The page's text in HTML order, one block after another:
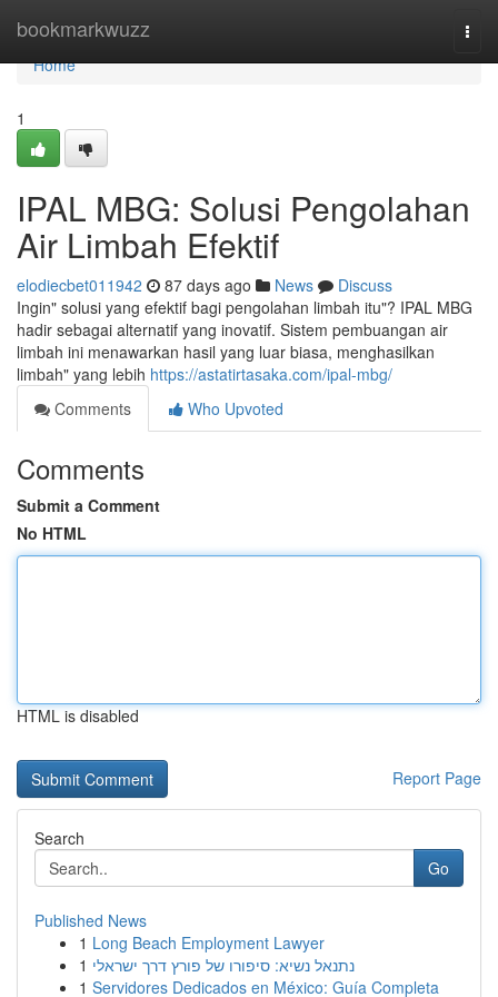
bookmarkwuzz
Home
Home
1
IPAL MBG: Solusi Pengolahan
Air Limbah Efektif
elodiecbet011942 87 days ago News
Discuss
Ingin" solusi yang efektif bagi pengolahan limbah itu"? IPAL MBG
hadir sebagai alternatif yang inovatif. Sistem pembuangan air
limbah ini menawarkan hasil yang luar biasa, menghasilkan
limbah" yang lebih https://astatirtasaka.com/ipal-mbg/
Comments
Who Upvoted
Comments
Submit a Comment
No HTML
HTML is disabled
Report Page
Search
Go
Published News
1 Long Beach Employment Lawyer
1 נתנאל נשיא: סיפורו של פורץ דרך ישראלי
1 Servidores Dedicados en México: Guía Completa